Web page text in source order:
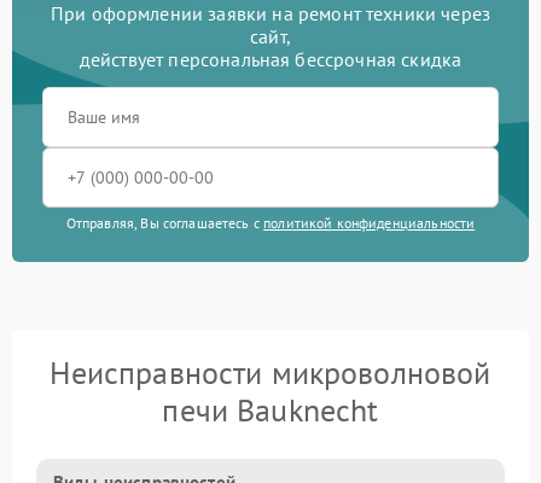
При оформлении заявки на ремонт техники через
сайт,
действует персональная бессрочная скидка
Отправляя, Вы соглашаетесь с политикой конфиденциальности
Неисправности микроволновой
печи Bauknecht